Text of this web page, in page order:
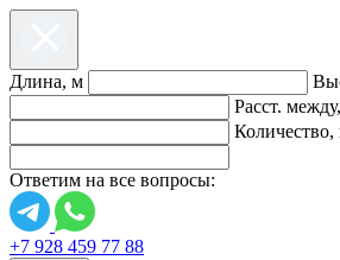
Длина, м
Расст.
Ответим на все вопросы:
+7 928 459 77 88